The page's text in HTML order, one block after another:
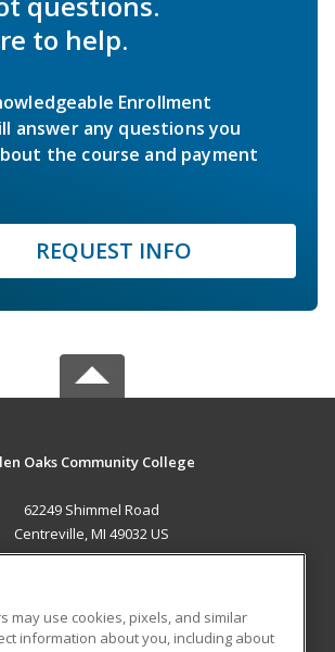
to help.
Enrollment
answer any questions you
the course and payment
REQUEST INFO
Oaks Community College
62249 Shimmel Road
Centreville, MI 49032 US
may use cookies, pixels, and similar
information about you, including about